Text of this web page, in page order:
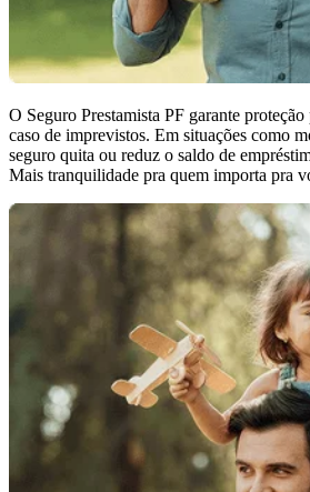
O Seguro Prestamista PF garante
caso de imprevistos. Em situações como
seguro quita ou reduz o saldo de
Mais tranquilidade pra quem importa pra